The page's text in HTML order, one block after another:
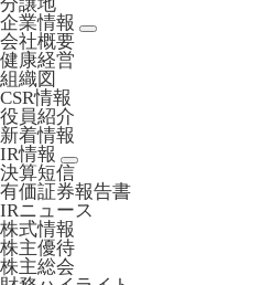
企業情報
会社概要
健康経営
組織図
CSR情報
役員紹介
新着情報
IR情報
決算短信
有価証券報告書
IRニュース
株式情報
株主優待
株主総会